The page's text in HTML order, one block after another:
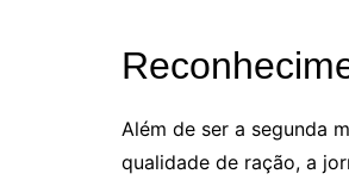
Além de ser a segunda
qualidade de ração, a